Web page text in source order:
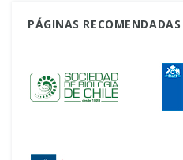
PÁGINAS RECOMENDADAS